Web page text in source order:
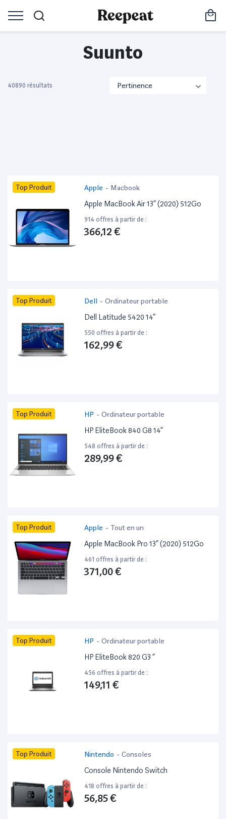
Suunto
40890 résultats
Top Produit Apple - Macbook
Apple MacBook Air 13” (2020) 512Go
914 offres à partir de :
366,12 €
Top Produit Dell - Ordinateur portable
Dell Latitude 5420 14”
550 offres à partir de :
162,99 €
Top Produit HP - Ordinateur portable
HP EliteBook 840 G8 14”
548 offres à partir de :
289,99 €
Top Produit Apple - Tout en un
Apple MacBook Pro 13” (2020) 512Go
461 offres à partir de :
371,00 €
Top Produit HP - Ordinateur portable
HP EliteBook 820 G3 ”
456 offres à partir de :
149,11 €
Top Produit Nintendo - Consoles
Console Nintendo Switch
418 offres à partir de :
56,85 €